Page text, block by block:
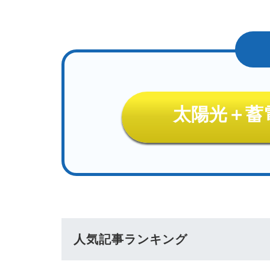
太陽光＋蓄
人気記事ランキング